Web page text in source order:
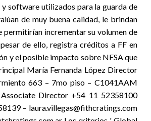
software utilizados para la guarda de
de muy buena calidad, le brindan
permitirían incrementar su volumen de
de ello, registra créditos a FF en
y el posible impacto sobre NFSA que
María Fernanda López Director
663 – 7mo piso – C1041AAM
Director +54 11 52358100
– laura.villegas@fithcratings.com